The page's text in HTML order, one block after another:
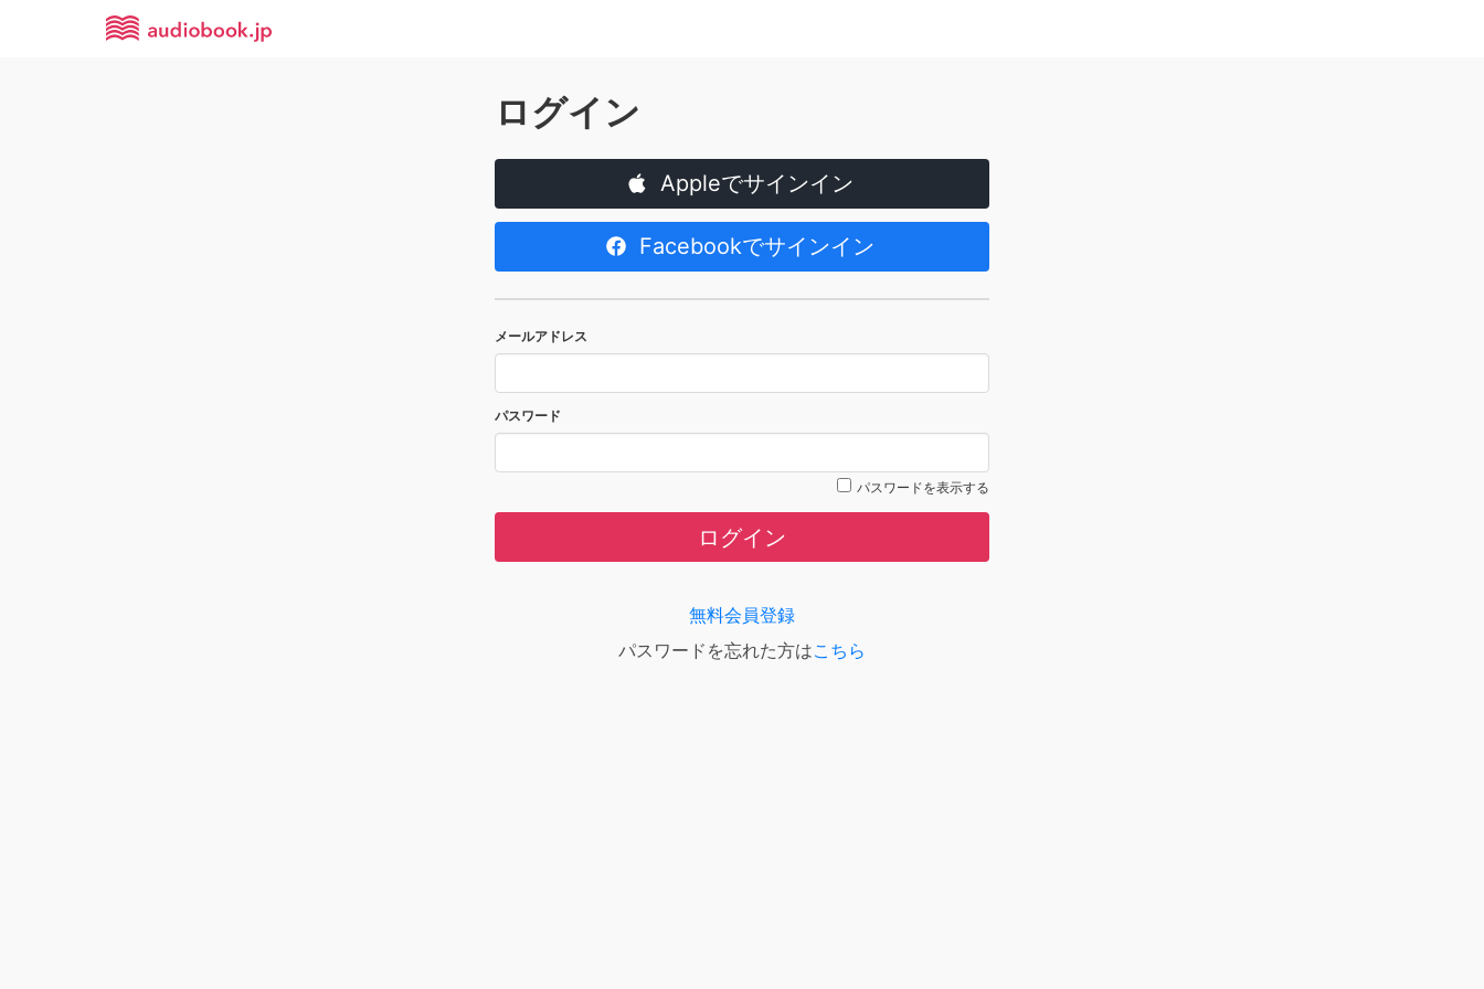
ログイン
Appleでサインイン
Facebookでサインイン
メールアドレス
パスワード
パスワードを表示する
ログイン
無料会員登録
パスワードを忘れた方はこちら